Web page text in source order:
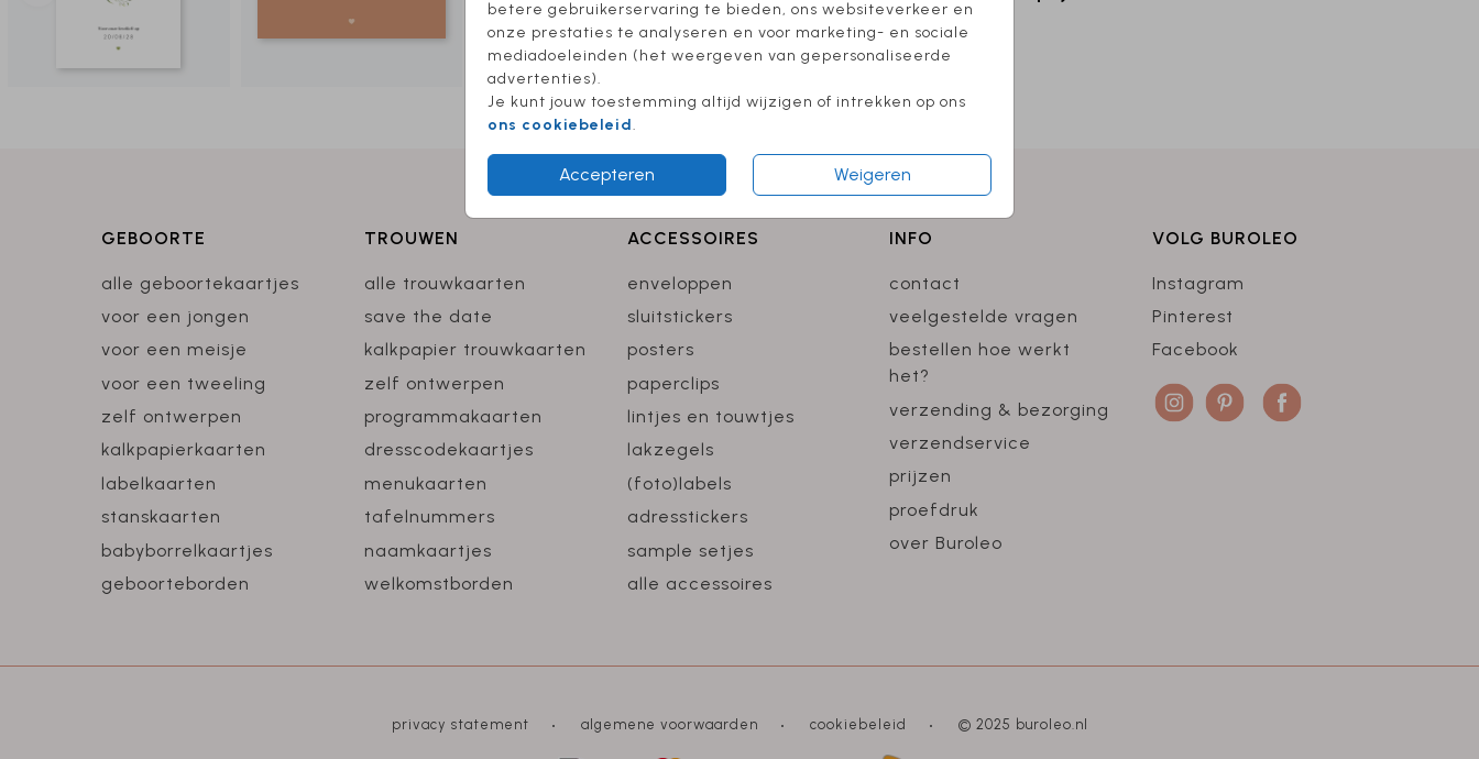
betere gebruikerservaring te bieden, ons websiteverkeer en
onze prestaties te analyseren en voor marketing- en sociale
mediadoeleinden (het weergeven van gepersonaliseerde
advertenties).
Je kunt jouw toestemming altijd wijzigen of intrekken op ons
ons cookiebeleid.
Accepteren Weigeren
GEBOORTE
alle geboortekaartjes
voor een jongen
voor een meisje
voor een tweeling
zelf ontwerpen
kalkpapierkaarten
labelkaarten
stanskaarten
babyborrelkaartjes
geboorteborden
TROUWEN
alle trouwkaarten
save the date
kalkpapier trouwkaarten
zelf ontwerpen
programmakaarten
dresscodekaartjes
menukaarten
tafelnummers
naamkaartjes
welkomstborden
ACCESSOIRES
enveloppen
sluitstickers
posters
paperclips
lintjes en touwtjes
lakzegels
(foto)labels
adresstickers
sample setjes
alle accessoires
INFO
contact
veelgestelde vragen
bestellen hoe werkt
het?
verzending & bezorging
verzendservice
prijzen
proefdruk
over Buroleo
VOLG BUROLEO
Instagram
Pinterest
Facebook
privacy statement algemene voorwaarden cookiebeleid © 2025 buroleo.nl